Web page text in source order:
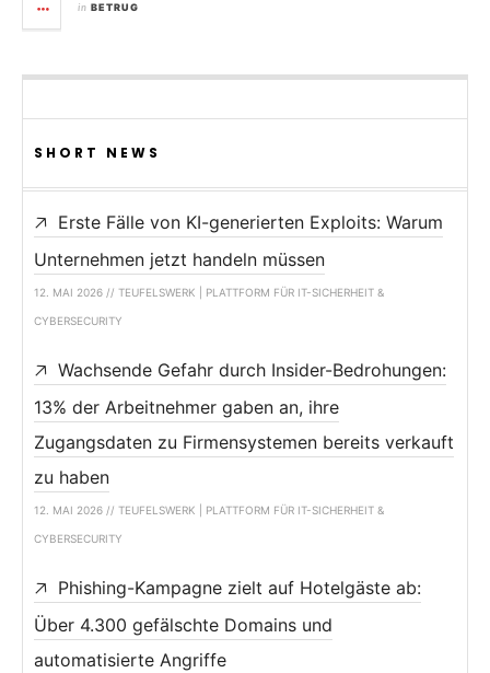
in BETRUG
SHORT NEWS
Erste Fälle von KI-generierten Exploits: Warum
Unternehmen jetzt handeln müssen
12. MAI 2026 // TEUFELSWERK | PLATTFORM FÜR IT-SICHERHEIT &
CYBERSECURITY
Wachsende Gefahr durch Insider-Bedrohungen:
13% der Arbeitnehmer gaben an, ihre
Zugangsdaten zu Firmensystemen bereits verkauft
zu haben
12. MAI 2026 // TEUFELSWERK | PLATTFORM FÜR IT-SICHERHEIT &
CYBERSECURITY
Phishing-Kampagne zielt auf Hotelgäste ab:
Über 4.300 gefälschte Domains und
automatisierte Angriffe